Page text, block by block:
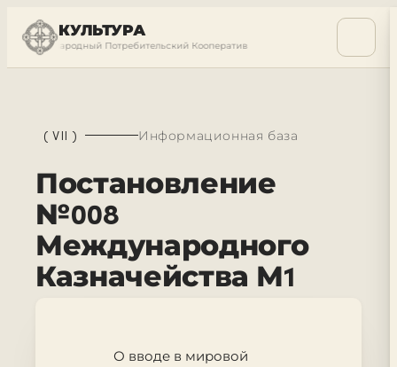
КУЛЬТУРА
Международный Потребительский Кооператив
(VII ) Информационная база
Постановление
№008
Международного
Казначейства М1
О вводе в мировой